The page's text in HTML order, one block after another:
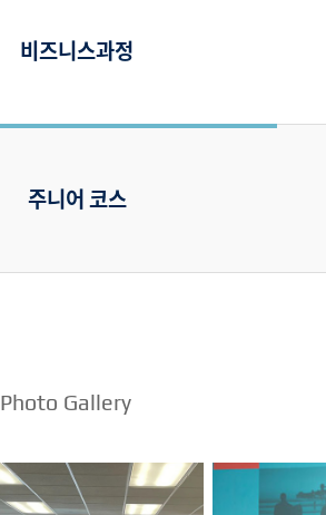
비즈니스과정
주니어 코스
Photo Gallery